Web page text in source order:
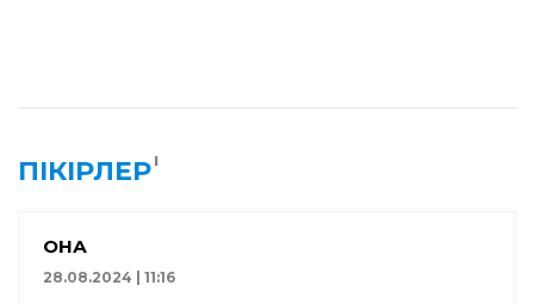
ПІКІРЛЕР1
ҚОНАҚ
28.08.2024 | 11:16